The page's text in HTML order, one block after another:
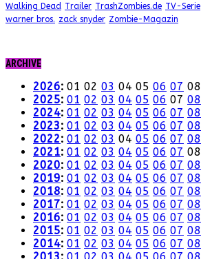
Walking Dead Trailer TrashZombies.de TV-Serie
warner bros. zack snyder Zombie-Magazin
ARCHIVE
2026: 01 02 03 04 05 06 07 08
2025: 01 02 03 04 05 06 07 08
2024: 01 02 03 04 05 06 07 08
2023: 01 02 03 04 05 06 07 08
2022: 01 02 03 04 05 06 07 08
2021: 01 02 03 04 05 06 07 08
2020: 01 02 03 04 05 06 07 08
2019: 01 02 03 04 05 06 07 08
2018: 01 02 03 04 05 06 07 08
2017: 01 02 03 04 05 06 07 08
2016: 01 02 03 04 05 06 07 08
2015: 01 02 03 04 05 06 07 08
2014: 01 02 03 04 05 06 07 08
2013: 01 02 03 04 05 06 07 08